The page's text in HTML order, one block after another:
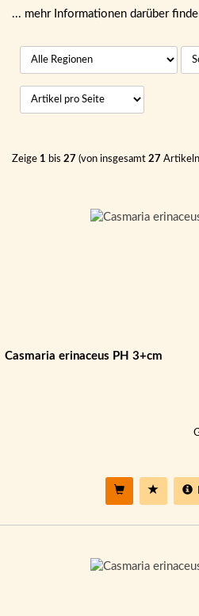
... mehr Informationen darüber
Zeige 1 bis 27 (von insgesamt 27
Casmaria erinaceus PH 3+cm